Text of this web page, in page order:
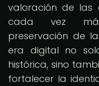
valoración de las
cada vez
preservación de
era digital no
histórica, sino
fortalecer la